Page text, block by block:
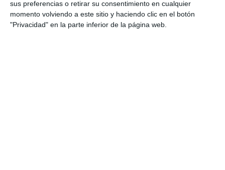
sus preferencias o retirar su consentimiento en cualquier
momento volviendo a este sitio y haciendo clic en el botón
"Privacidad" en la parte inferior de la página web.